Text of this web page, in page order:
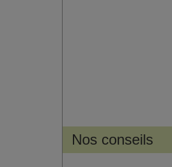
Nos conseils